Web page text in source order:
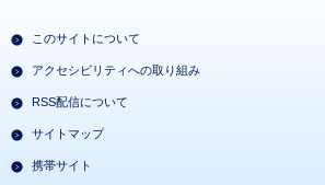
このサイトについて
アクセシビリティへの取り組み
RSS配信について
サイトマップ
携帯サイト